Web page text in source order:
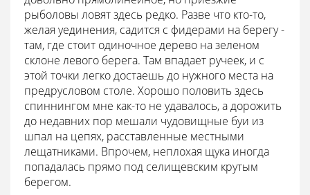
рыболовы ловят здесь редко. Разве что кто-то,
желая уединения, садится с фидерами на берегу -
там, где стоит одиночное дерево на зеленом
склоне левого берега. Там впадает ручеек, и с
этой точки легко достаешь до нужного места на
предрусловом столе. Хорошо половить здесь
спиннингом мне как-то не удавалось, а дорожить
до недавних пор мешали чудовищные буи из
шпал на цепях, расставленные местными
лещатниками. Впрочем, неплохая щука иногда
попадалась прямо под селищевским крутым
берегом.